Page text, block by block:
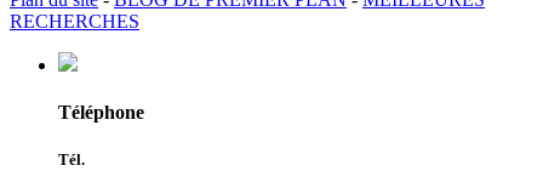
RECHERCHES
Téléphone
Tél.